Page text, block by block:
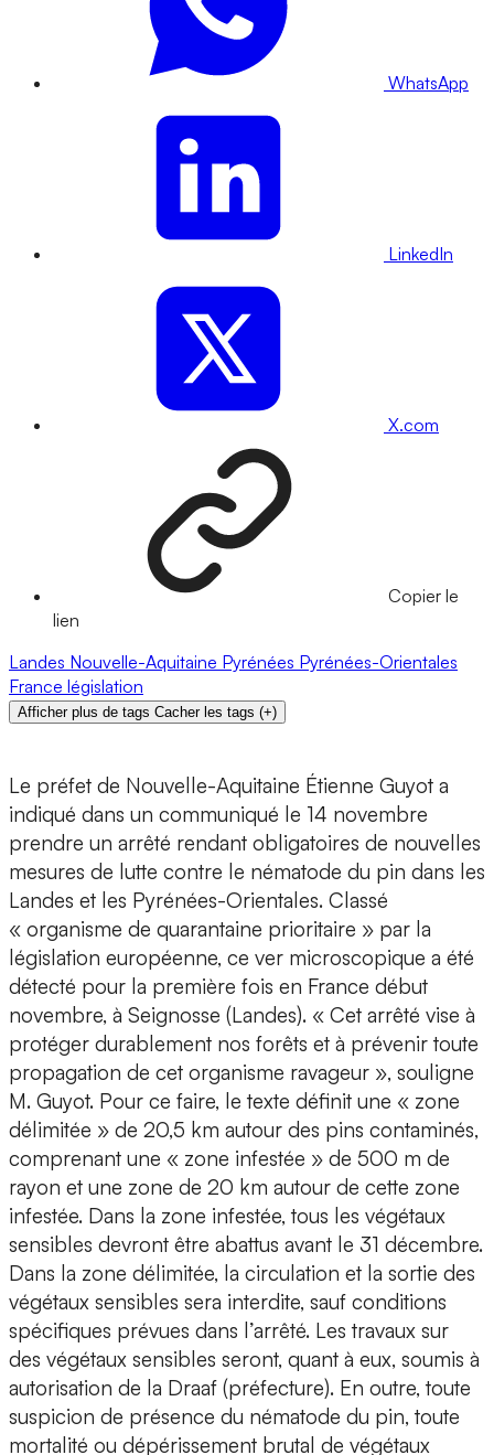
WhatsApp
LinkedIn
X.com
Copier le
lien
Landes Nouvelle-Aquitaine Pyrénées Pyrénées-Orientales
France législation
Afficher plus de tags Cacher les tags (+)
Le préfet de Nouvelle-Aquitaine Étienne Guyot a
indiqué dans un communiqué le 14 novembre
prendre un arrêté rendant obligatoires de nouvelles
mesures de lutte contre le nématode du pin dans les
Landes et les Pyrénées-Orientales. Classé
« organisme de quarantaine prioritaire » par la
législation européenne, ce ver microscopique a été
détecté pour la première fois en France début
novembre, à Seignosse (Landes). « Cet arrêté vise à
protéger durablement nos forêts et à prévenir toute
propagation de cet organisme ravageur », souligne
M. Guyot. Pour ce faire, le texte définit une « zone
délimitée » de 20,5 km autour des pins contaminés,
comprenant une « zone infestée » de 500 m de
rayon et une zone de 20 km autour de cette zone
infestée. Dans la zone infestée, tous les végétaux
sensibles devront être abattus avant le 31 décembre.
Dans la zone délimitée, la circulation et la sortie des
végétaux sensibles sera interdite, sauf conditions
spécifiques prévues dans l’arrêté. Les travaux sur
des végétaux sensibles seront, quant à eux, soumis à
autorisation de la Draaf (préfecture). En outre, toute
suspicion de présence du nématode du pin, toute
mortalité ou dépérissement brutal de végétaux